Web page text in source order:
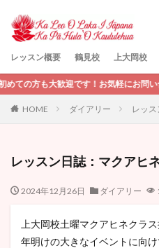
レッスン概要 鶴見校 上大岡校
歓迎です！お気軽にお問い合わせくだ
HOME ダイアリー レッ
レッスン日誌：マクアヒ
2024年12月26日 ダイアリー
上大岡校土曜マクアヒネクラス
年明けの大きなイベントに向
検